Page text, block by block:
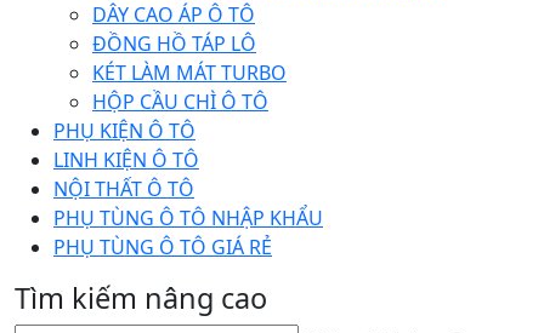
DÂY CAO ÁP Ô TÔ
ĐỒNG HỒ TÁP LÔ
KÉT LÀM MÁT TURBO
HỘP CẦU CHÌ Ô TÔ
PHỤ KIỆN Ô TÔ
LINH KIỆN Ô TÔ
NỘI THẤT Ô TÔ
PHỤ TÙNG Ô TÔ NHẬP KHẨU
PHỤ TÙNG Ô TÔ GIÁ RẺ
Tìm kiếm nâng cao